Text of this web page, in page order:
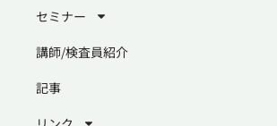
セミナー
講師/検査員紹介
記事